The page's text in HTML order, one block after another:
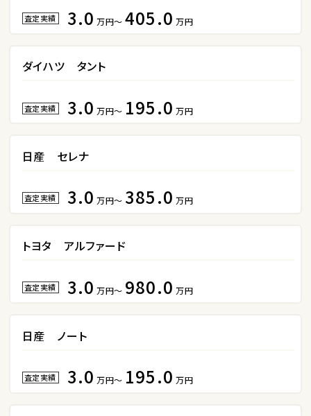
ステーションワゴン
レガシィツーリングワゴン
カローラフィールダー
ミニバン・1ＢＯＸ
1位
査定実績 3.0 万円～ 405.0 万円
ダイハツ タント
査定実績 3.0 万円～ 195.0 万円
日産 セレナ
査定実績 3.0 万円～ 385.0 万円
トヨタ アルファード
査定実績 3.0 万円～ 980.0 万円
日産 ノート
査定実績 3.0 万円～ 195.0 万円